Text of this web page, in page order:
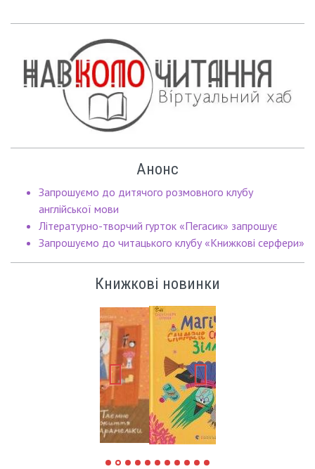
Анонс
Запрошуємо до дитячого розмовного клубу
англійської мови
Літературно-творчий гурток «Пегасик» запрошує
Запрошуємо до читацького клубу «Книжкові серфери»
Книжкові новинки